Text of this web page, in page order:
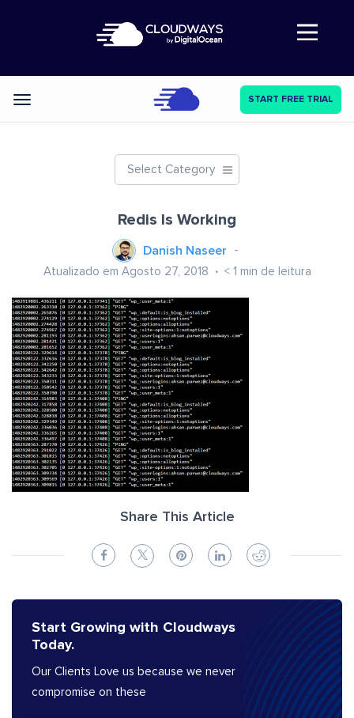
Abre a navegação
Categories START FREE TRIAL
Select Category
Redis Is Working
Danish Naseer
Atualizado em Agosto 27, 2018 < 1 min de leitura
Share This Article
Start Growing with Cloudways
Today.
Our Clients Love us because we never
compromise on these